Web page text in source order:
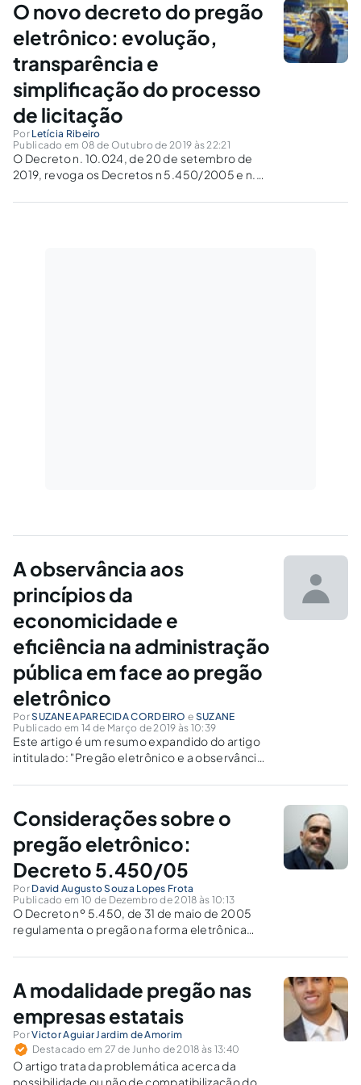
esta espera acabou.
O novo decreto do pregão
eletrônico: evolução,
transparência e
simplificação do processo
de licitação
Por Letícia Ribeiro
Publicado em 08 de Outubro de 2019 às 22:21
O Decreto n. 10.024, de 20 de setembro de
2019, revoga os Decretos n 5.450/2005 e n.
para o pregão eletrônico, bem como introduz
A observância aos
princípios da
economicidade e
eficiência na administração
pública em face ao pregão
eletrônico
PorSUZANE APARECIDA CORDEIRO e SUZANE
Publicado em 14 de Março de 2019 às 10:39
Este artigo é um resumo expandido do artigo
intitulado: "Pregão eletrônico e a observância
na administração" que tem por objetivo
eletrônico.
Considerações sobre o
pregão eletrônico:
Decreto 5.450/05
Por David Augusto Souza Lopes Frota
Publicado em 10 de Dezembro de 2018 às 10:13
O Decreto nº 5.450, de 31 de maio de 2005
regulamenta o pregão na forma eletrônica
Não é uma modalidade para nós, mas uma
trata-se de uma...
A modalidade pregão nas
empresas estatais
PorVictor Aguiar Jardim de Amorim
Destacado em 27 de Junho de 2018 às 13:40
O artigo trata da problemática acerca da
possibilidade ou não de compatibilização do